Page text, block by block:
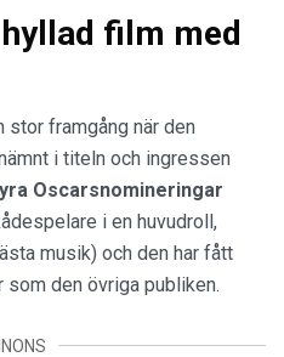
hyllad film med
stor framgång när den
i titeln och ingressen
Oscarsnomineringar
i en huvudroll,
musik) och den har fått
den övriga publiken.